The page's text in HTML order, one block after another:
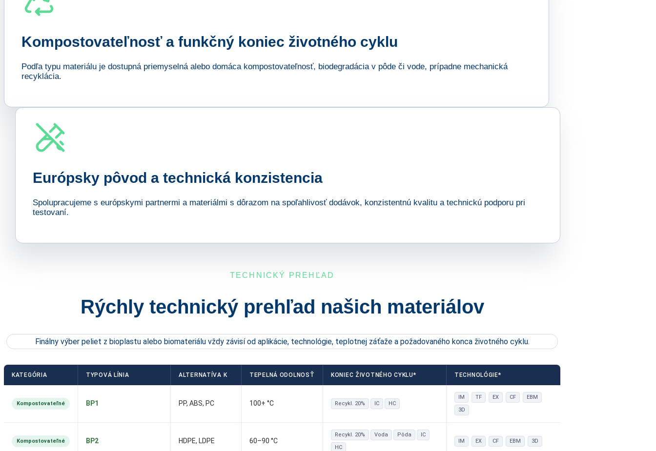
Kompostovateľnosť a funkčný koniec životného cyklu
Podľa typu materiálu je dostupná priemyselná alebo domáca kompostovateľnosť, biodegradácia v pôde či vode, prípadne mechanická
recyklácia.
Európsky pôvod a technická konzistencia
Spolupracujeme s európskymi partnermi a materiálmi s dôrazom na spoľahlivosť dodávok, konzistentnú kvalitu a technickú podporu pri
testovaní.
TECHNICKÝ PREHĽAD
Rýchly technický prehľad našich materiálov
Finálny výber peliet z bioplastu alebo biomateriálu vždy závisí od aplikácie, technológie, teplotnej záťaže a požadovaného konca životného cyklu.
KATEGÓRIA TYPOVÁ LÍNIA ALTERNATÍVA K TEPELNÁ ODOLNOSŤ KONIEC ŽIVOTNÉHO CYKLU* TECHNOLÓGIE*
Kompostovateľné BP1 PP, ABS, PC 100+ °C Recykl. 20% IC HC
IM TF EX CF
EBM
3D
Kompostovateľné BP2 HDPE, LDPE 60–90 °C
Recykl. 20% Voda Pôda
IC
HC
IM EX CF EBM 3D